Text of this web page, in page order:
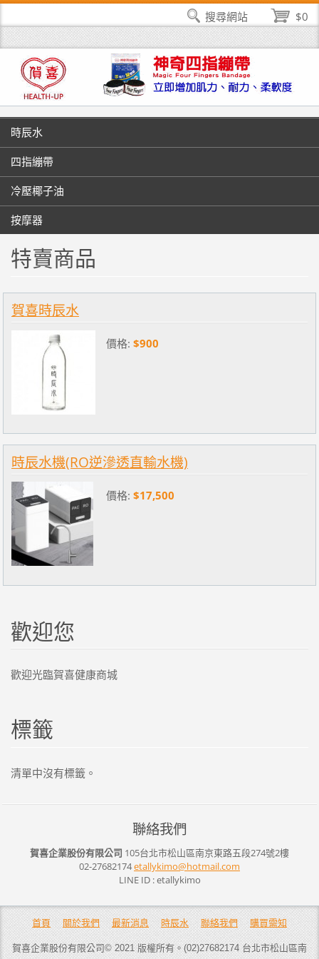
時辰水
四指繃帶
冷壓椰子油
按摩器
特賣商品
賀喜時辰水
價格: $900
時辰水機(RO逆滲透直輸水機)
價格: $17,500
歡迎您
歡迎光臨賀喜健康商城
標籤
清單中沒有標籤。
聯絡我們
賀喜企業股份有限公司 105台北市松山區南京東路五段274號2樓
02-27682174etallykimo@hotmail.com
LINE ID : etallykimo
首頁 關於我們 最新消息 時辰水 聯絡我們 購買需知
賀喜企業股份有限公司© 2021 版權所有。(02)27682174 台北市松山區南
$0
搜尋網站